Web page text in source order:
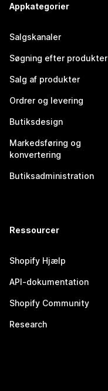
Appkategorier
Salgskanaler
Søgning efter produkter
Salg af produkter
Ordrer og levering
Butiksdesign
Markedsføring og
konvertering
Butiksadministration
Ressourcer
Shopify Hjælp
API-dokumentation
Shopify Community
Research